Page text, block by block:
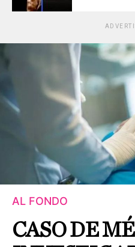
AL FONDO
CASO DE